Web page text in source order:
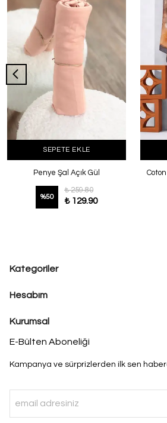
SEPETE EKLE
Penye Şal Açık Gül
%50
₺ 259.80
₺ 129.90
Kategoriler
Hesabım
Kurumsal
E-Bülten Aboneliği
Kampanya ve sürprizlerden ilk sen